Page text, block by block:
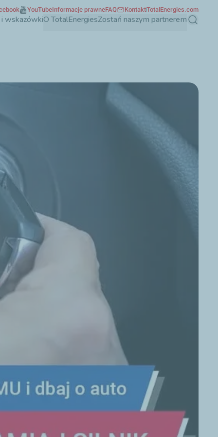
wskazówkiO TotalEnergiesZostań naszym partnerem Szukaj
YouTubeInformacje prawneFAQ KontaktTotalEnergies.com